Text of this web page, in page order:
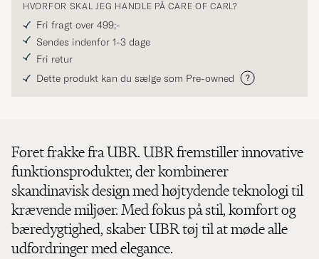
HVORFOR SKAL JEG HANDLE PÅ CARE OF CARL?
Fri fragt over 499;-
Sendes indenfor 1-3 dage
Fri retur
Dette produkt kan du sælge som Pre-owned
Foret frakke fra UBR. UBR fremstiller innovative
funktionsprodukter, der kombinerer
skandinavisk design med højtydende teknologi til
krævende miljøer. Med fokus på stil, komfort og
bæredygtighed, skaber UBR tøj til at møde alle
udfordringer med elegance.